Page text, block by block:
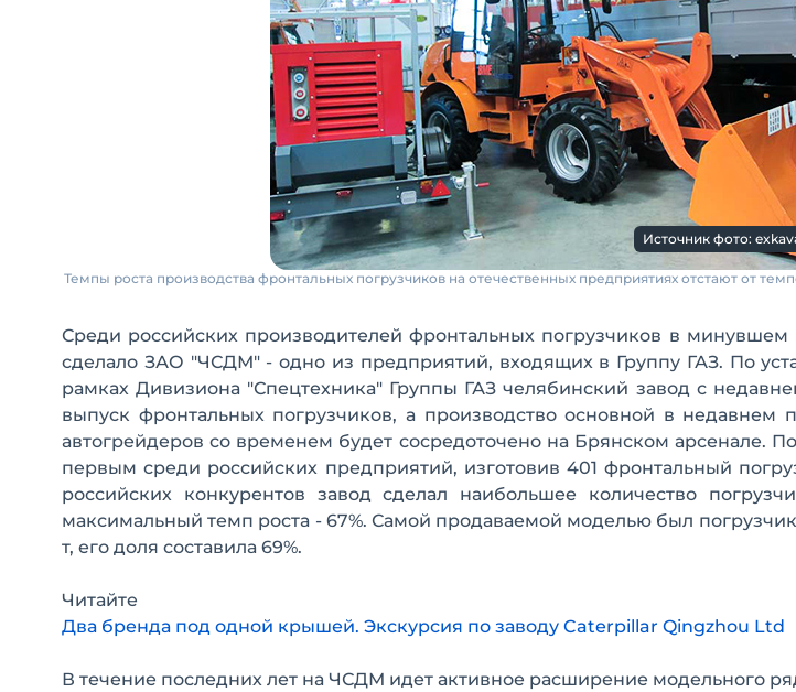
Источник фото:
Темпы роста производства фронтальных погрузчиков на отечественных предприятиях отстают от
Среди российских производителей фронтальных погрузчиков в минувшем
сделало ЗАО "ЧСДМ" - одно из предприятий, входящих в Группу ГАЗ. По
рамках Дивизиона "Спецтехника" Группы ГАЗ челябинский завод с
выпуск фронтальных погрузчиков, а производство основной в
автогрейдеров со временем будет сосредоточено на Брянском арсенале.
первым среди российских предприятий, изготовив 401 фронтальный
российских конкурентов завод сделал наибольшее количество
максимальный темп роста - 67%. Самой продаваемой моделью был
т, его доля составила 69%.
Читайте
Два бренда под одной крышей. Экскурсия по заводу Caterpillar Qingzhou Ltd
В течение последних лет на ЧСДМ идет активное расширение модельного